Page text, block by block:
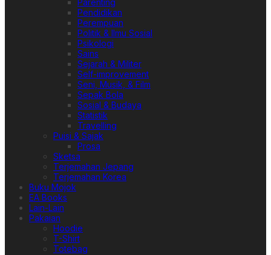
Parenting
Pendidikan
Perempuan
Politik & Ilmu Sosial
Psikologi
Sains
Sejarah & Militer
Self-improvement
Seni, Musik, & Film
Sepak Bola
Sosial & Budaya
Statistik
Travelling
Puisi & Sajak
Prosa
Sketsa
Terjemahan Jepang
Terjemahan Korea
Buku Mojok
EA Books
Lain-Lain
Pakaian
Hoodie
T-Shirt
Totebag